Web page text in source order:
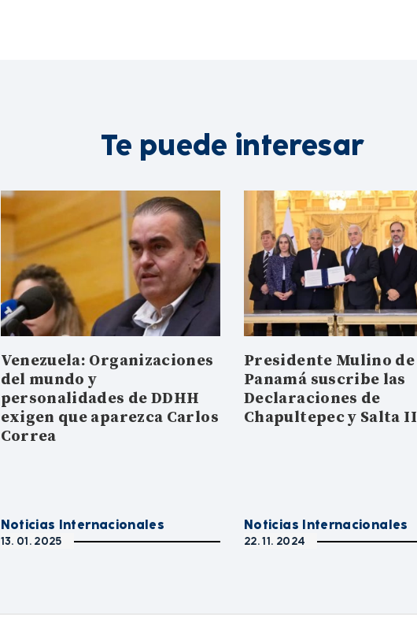
Te puede interesar
Venezuela: Organizaciones
del mundo y
personalidades de DDHH
exigen que aparezca Carlos
Correa
Noticias Internacionales
13. 01. 2025
Presidente Mulino de
Panamá suscribe las
Declaraciones de
Chapultepec y Salta II
Noticias Internacionales
22. 11. 2024